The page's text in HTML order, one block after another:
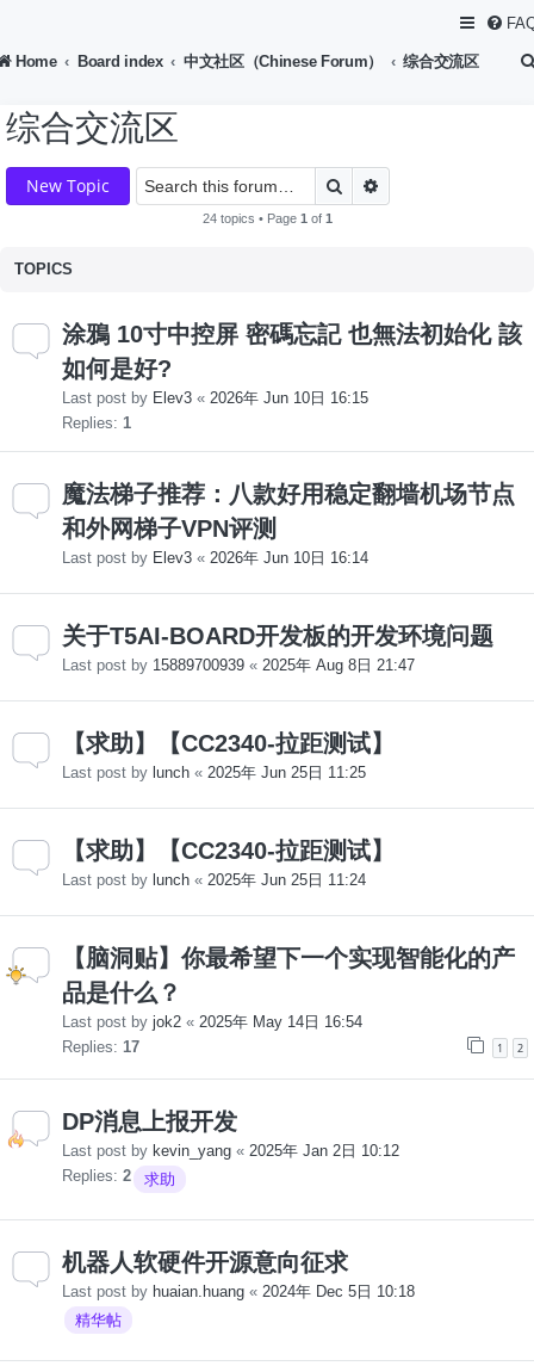
Home Board index 中文社区（Chinese Forum） 综合交流区
综合交流区
New Topic Search
24 topics • Page 1 of 1
TOPICS
涂鴉 10寸中控屏 密碼忘記 也無法初始化 該
如何是好?
Last post by Elev3 « 2026年 Jun 10日 16:15
Replies: 1
魔法梯子推荐：八款好用稳定翻墙机场节点
和外网梯子VPN评测
Last post by Elev3 « 2026年 Jun 10日 16:14
关于T5AI-BOARD开发板的开发环境问题
Last post by 15889700939 « 2025年 Aug 8日 21:47
【求助】【CC2340-拉距测试】
Last post by lunch « 2025年 Jun 25日 11:25
【求助】【CC2340-拉距测试】
Last post by lunch « 2025年 Jun 25日 11:24
【脑洞贴】你最希望下一个实现智能化的产
品是什么？
Last post by jok2 « 2025年 May 14日 16:54
Replies: 17 1 2
DP消息上报开发
Last post by kevin_yang « 2025年 Jan 2日 10:12
Replies: 2 求助
机器人软硬件开源意向征求
Last post by huaian.huang « 2024年 Dec 5日 10:18
精华帖